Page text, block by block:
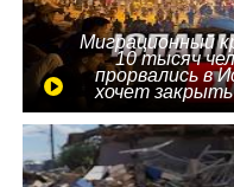
Миграционный
10 тысяч
прорвались в
хочет закрыть